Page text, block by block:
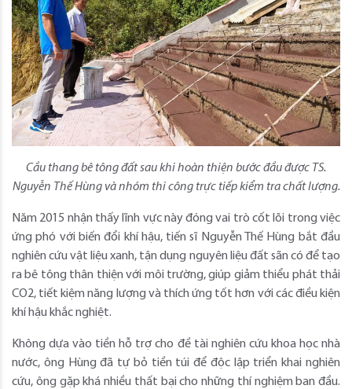
Cầu thang bê tông đất sau khi hoàn thiện bước đầu được TS.
Nguyễn Thế Hùng và nhóm thi công trực tiếp kiểm tra chất lượng.
Năm 2015 nhận thấy lĩnh vực này đóng vai trò cốt lõi trong việc
ứng phó với biến đổi khí hậu, tiến sĩ Nguyễn Thế Hùng bắt đầu
nghiên cứu vật liệu xanh, tận dụng nguyên liệu đất sãn có để tạo
ra bê tông thân thiện với môi trường, giúp giảm thiểu phát thải
CO2, tiết kiệm năng lượng và thích ứng tốt hơn với các điều kiện
khí hậu khắc nghiệt.
Không dựa vào tiền hỗ trợ cho đề tài nghiên cứu khoa học nhà
nước, ông Hùng đã tự bỏ tiền túi để độc lập triển khai nghiên
cứu, ông gặp khá nhiều thất bại cho những thí nghiệm ban đầu.